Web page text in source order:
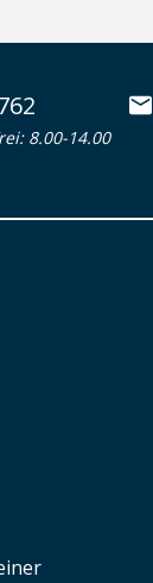
8.00-14.00